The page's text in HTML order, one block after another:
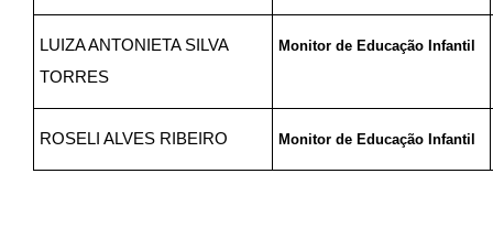
LUIZA ANTONIETA SILVA
TORRES
Monitor de Educação Infantil
ROSELI ALVES RIBEIRO Monitor de Educação Infantil